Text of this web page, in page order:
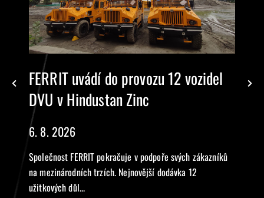
FERRIT uvádí do provozu 12 vozidel
DVU v Hindustan Zinc
6. 8. 2026
Společnost FERRIT pokračuje v podpoře svých zákazníků
na mezinárodních trzích. Nejnovější dodávka 12
užitkových důl...